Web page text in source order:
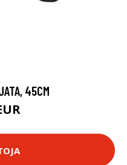
45CM